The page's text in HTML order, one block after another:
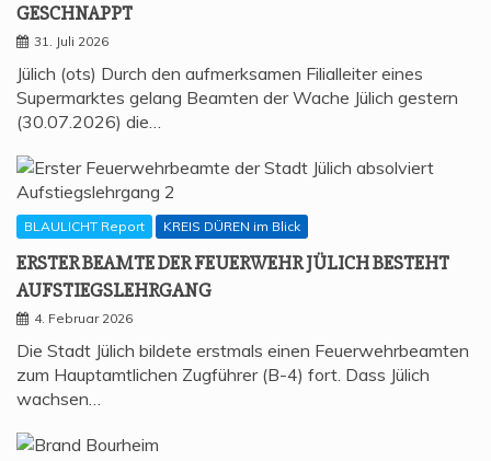
GESCHNAPPT
31. Juli 2026
Jülich (ots) Durch den aufmerksamen Filialleiter eines
Supermarktes gelang Beamten der Wache Jülich gestern
(30.07.2026) die…
BLAULICHT Report KREIS DÜREN im Blick
ERS­TER BEAM­TE DER FEU­ER­WEHR JÜLICH BESTEHT
AUFSTIEGSLEHRGANG
4. Februar 2026
Die Stadt Jülich bildete erstmals einen Feuerwehrbeamten
zum Hauptamtlichen Zugführer (B-4) fort. Dass Jülich
wachsen…